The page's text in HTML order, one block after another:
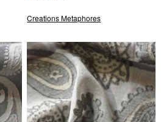
Creations Metaphores